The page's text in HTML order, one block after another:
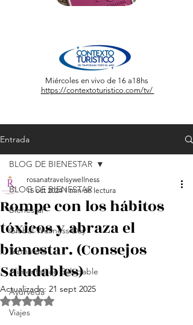
Miércoles en vivo de 16 a18hs
https://contextoturistico.com/tv/
Entrada
BLOG DE BIENESTAR
Bienestar
Global Wellness Day
Termatalia
Alimentación Saludable
Ayurveda
Viajes
BLOG DE BIENESTAR
Rompe con los hábitos
tóxicos y abraza el
bienestar. (Consejos
Saludables)
rosanatravelsywellness
15 oct 2024 1 min de lectura
Actualizado: 21 sept 2025
Obtuvo NaN de 5 estrellas.